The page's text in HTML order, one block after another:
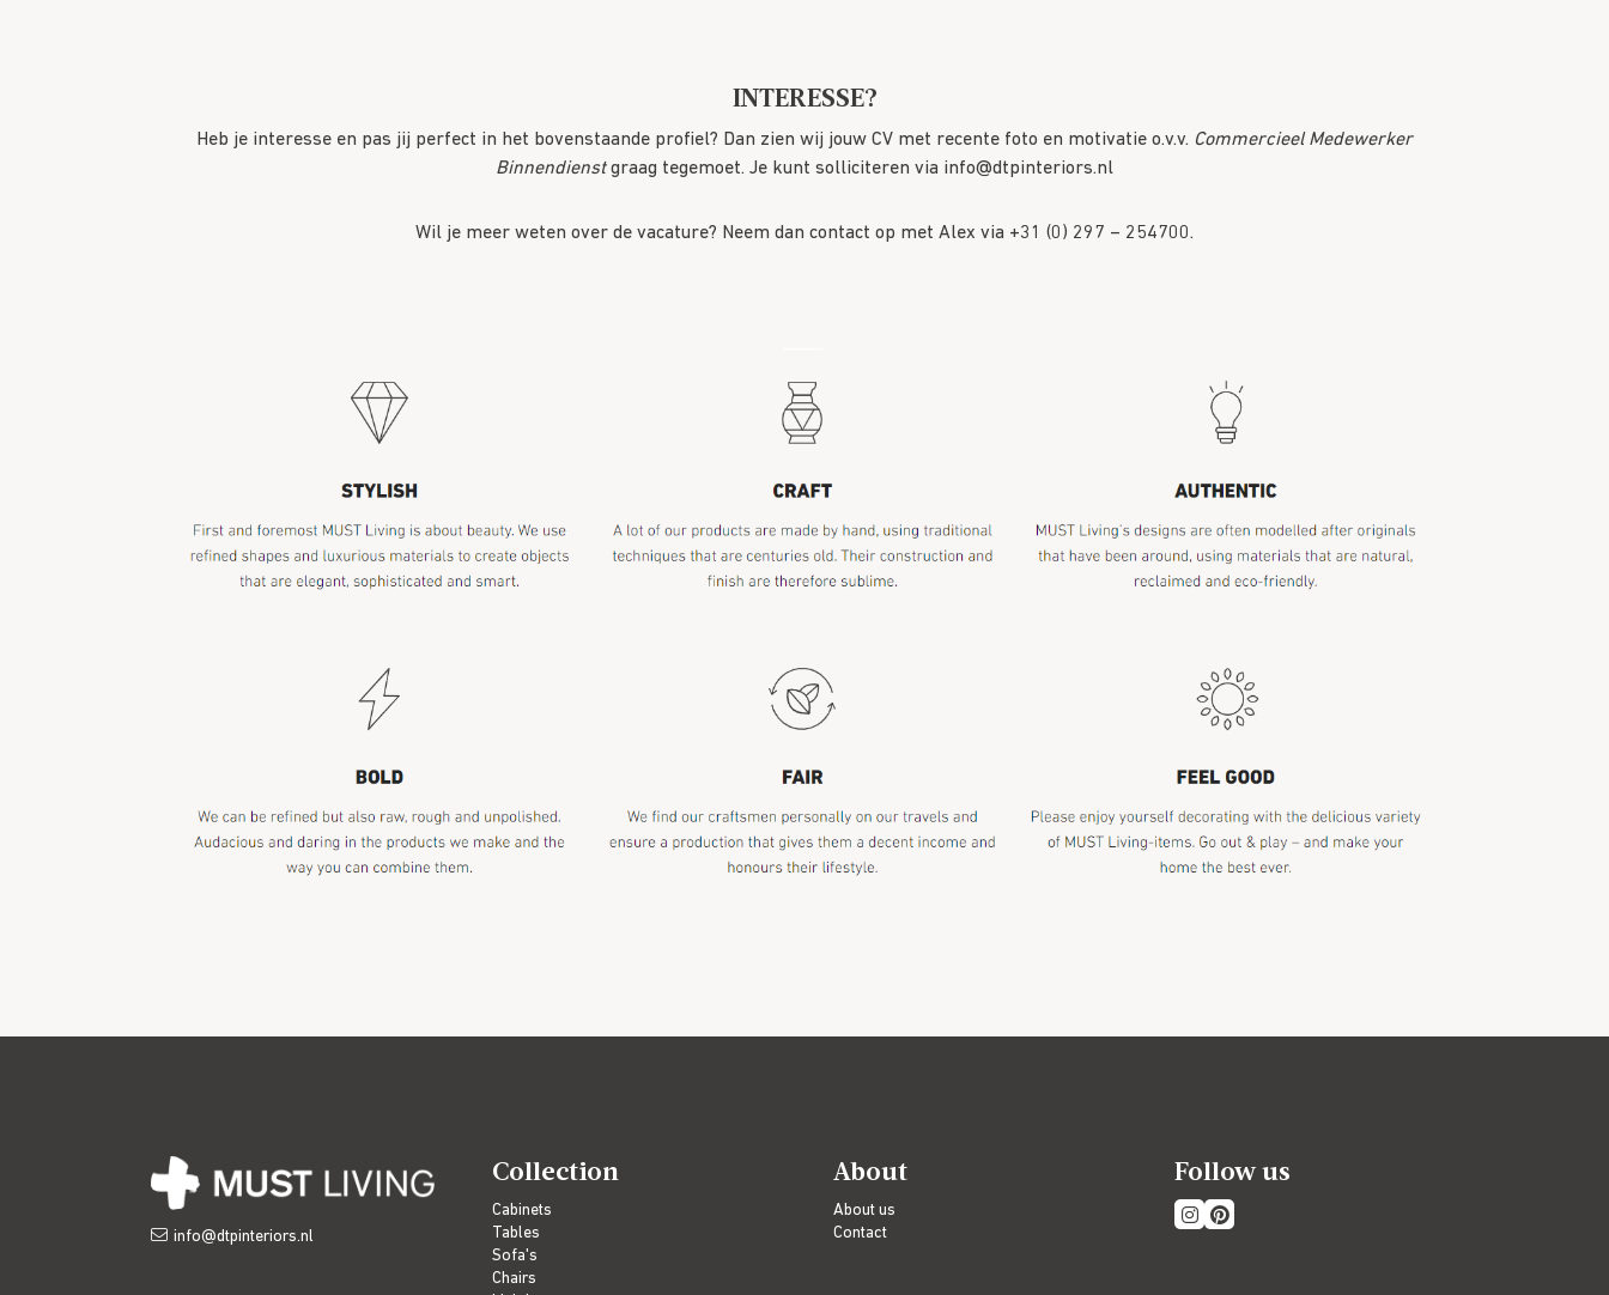
INTERESSE?
Heb je interesse en pas jij perfect in het bovenstaande profiel? Dan zien wij jouw CV met recente foto en motivatie o.v.v. Commercieel Medewerker
Binnendienstgraag tegemoet. Je kunt solliciteren via info@dtpinteriors.nl
Wil je meer weten over de vacature? Neem dan contact op met Alex via +31 (0) 297 – 254700.
info@dtpinteriors.nl
Collection
Cabinets
Tables
Sofa's
Chairs
About
About us
Contact
Follow us